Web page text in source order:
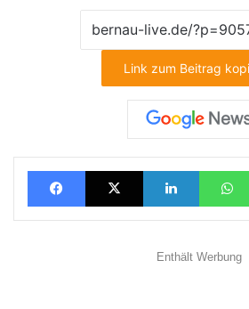
Link zum Beitrag
FacebookX
Enthält Werbung